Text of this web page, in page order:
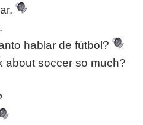
hablar de fútbol?
about soccer so much?